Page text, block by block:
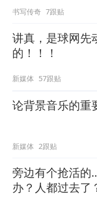
书写传奇 7跟贴
讲真，是球网先
的！！！
新媒体 57跟贴
论背景音乐的重
新媒体 2跟贴
旁边有个抢活的
办？人都过去了